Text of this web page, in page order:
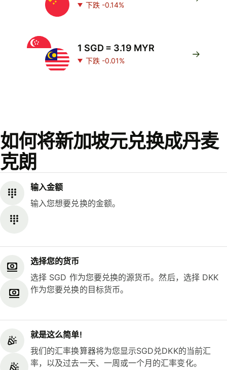
下跌 -0.14%
1 SGD = 3.19 MYR
下跌 -0.01%
如何将新加坡元兑换成丹麦
克朗
输入金额
输入您想要兑换的金额。
选择您的货币
选择 SGD 作为您要兑换的源货币。然后，选择 DKK
作为您要兑换的目标货币。
就是这么简单!
我们的汇率换算器将为您显示SGD兑DKK的当前汇
率，以及过去一天、一周或一个月的汇率变化。